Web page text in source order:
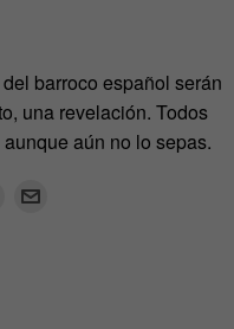
barroco español serán
una revelación. Todos
aún no lo sepas.